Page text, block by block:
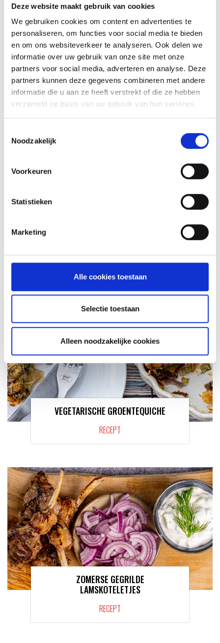
Deze website maakt gebruik van cookies
We gebruiken cookies om content en advertenties te
personaliseren, om functies voor social media te bieden
en om ons websiteverkeer te analyseren. Ook delen we
informatie over uw gebruik van onze site met onze
partners voor social media, adverteren en analyse. Deze
partners kunnen deze gegevens combineren met andere
informatie die u aan ze heeft verstrekt of die ze hebben
verzameld op basis van uw gebruik van hun services.
Noodzakelijk
Voorkeuren
Statistieken
Marketing
Alle cookies toestaan
Selectie toestaan
Alleen noodzakelijke cookies
INSPIRATIE
RECEPTEN EN TIPS
VAN ONZE GRILL MASTERS
MEER INFORMATIE
RECEPT
VEGETARISCHE GROENTEQUICHE
RECEPT
ZOMERSE GEGRILDE
LAMSKOTELETJES
RECEPT